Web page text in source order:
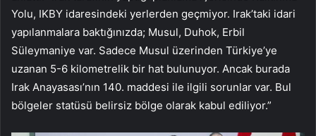
Yolu, IKBY idaresindeki yerlerden geçmiyor. Irak’taki idari
yapılanmalara baktığınızda; Musul, Duhok, Erbil
Süleymaniye var. Sadece Musul üzerinden Türkiye’ye
uzanan 5-6 kilometrelik bir hat bulunuyor. Ancak burada
Irak Anayasası’nın 140. maddesi ile ilgili sorunlar var. Bul
bölgeler statüsü belirsiz bölge olarak kabul ediliyor.”